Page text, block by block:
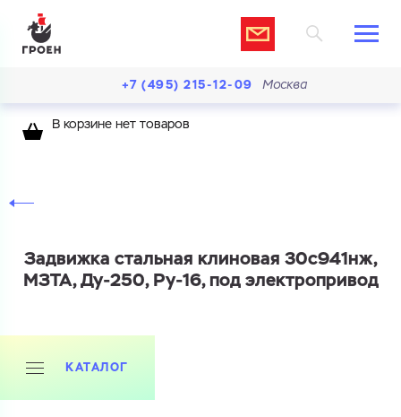
+7 (495) 215-12-09 Москва
В корзине нет товаров
Задвижка стальная клиновая 30с941нж,
МЗТА, Ду-250, Ру-16, под электропривод
КАТАЛОГ